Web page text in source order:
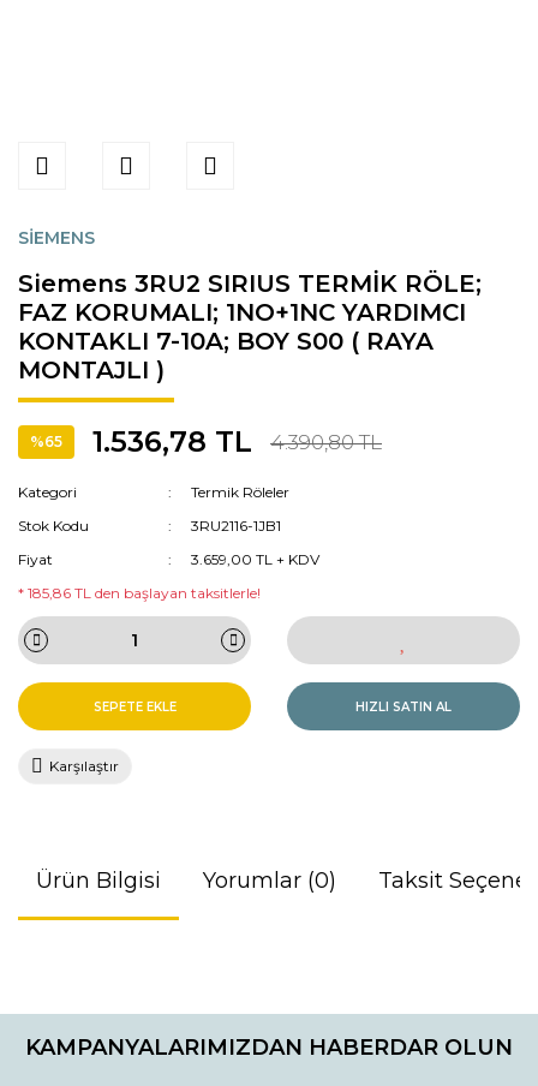
SİEMENS
Siemens 3RU2 SIRIUS TERMİK RÖLE;
FAZ KORUMALI; 1NO+1NC YARDIMCI
KONTAKLI 7-10A; BOY S00 ( RAYA
MONTAJLI )
%65 1.536,78 TL 4.390,80 TL
Kategori
Termik Röleler
Stok Kodu
3RU2116-1JB1
Fiyat
3.659,00 TL + KDV
* 185,86 TL den başlayan taksitlerle!
SEPETE EKLE HIZLI SATIN AL
Karşılaştır
Ürün Bilgisi Yorumlar (0) Taksit
konularda yetersiz gördüğünüz noktaları öneri formunu
Görüş ve önerileriniz için teşekkür ederiz.
KAMPANYALARIMIZDAN HABERDAR OLUN